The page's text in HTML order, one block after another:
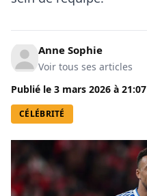
Anne Sophie
Voir tous ses articles
Publié le 3 mars 2026 à 21:07
CÉLÉBRITÉ